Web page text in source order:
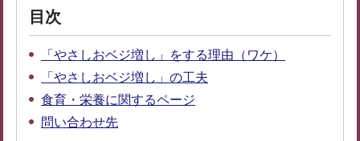
目次
「やさしおベジ増し」をする理由（ワケ）
「やさしおベジ増し」の工夫
食育・栄養に関するページ
問い合わせ先